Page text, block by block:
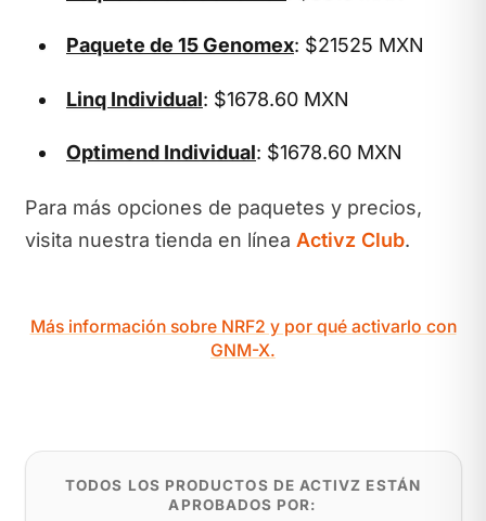
Paquete de 15 Genomex: $21525 MXN
Linq Individual: $1678.60 MXN
Optimend Individual: $1678.60 MXN
Para más opciones de paquetes y precios,
visita nuestra tienda en línea Activz Club.
Más información sobre NRF2 y por qué activarlo con
GNM-X.
TODOS LOS PRODUCTOS DE ACTIVZ ESTÁN
APROBADOS POR: